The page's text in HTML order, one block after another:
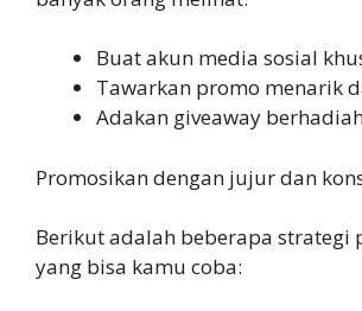
Buat akun media sosial
Tawarkan promo menarik
Adakan giveaway
Promosikan dengan jujur dan
Berikut adalah beberapa strategi
yang bisa kamu coba: